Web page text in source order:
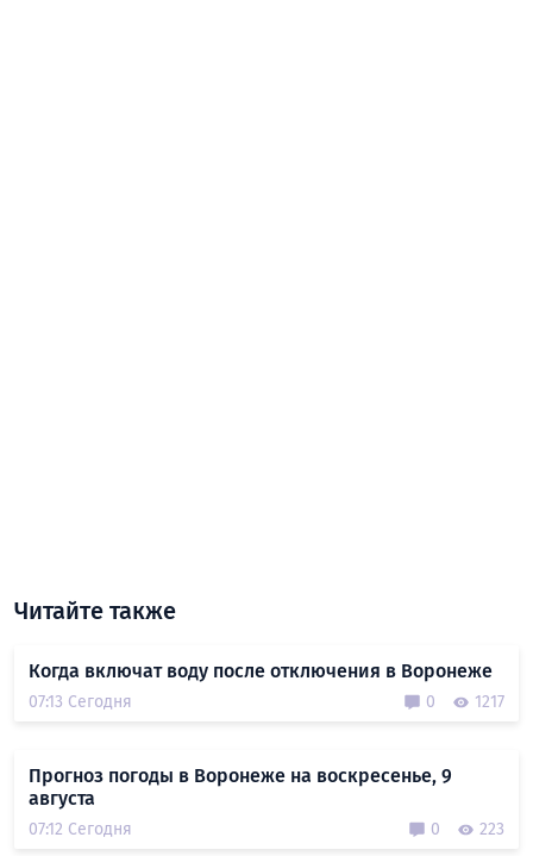
Читайте также
Когда включат воду после отключения в Воронеже
07:13 Сегодня 0 1217
Прогноз погоды в Воронеже на воскресенье, 9
августа
07:12 Сегодня 0 223